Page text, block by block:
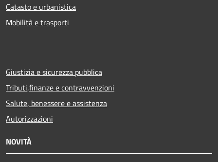
Catasto e urbanistica
Mobilità e trasporti
Giustizia e sicurezza pubblica
Tributi,finanze e contravvenzioni
Salute, benessere e assistenza
Autorizzazioni
NOVITÀ